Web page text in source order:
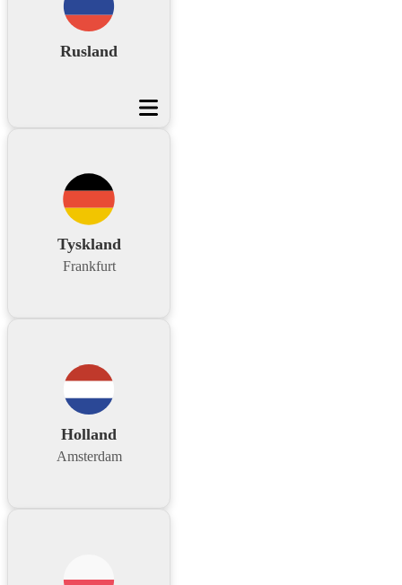
Rusland
Tyskland
Frankfurt
Holland
Amsterdam